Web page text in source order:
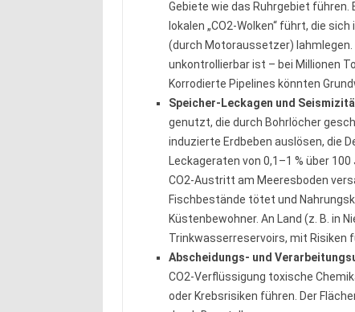
Gebiete wie das Ruhrgebiet führen.
lokalen „CO2-Wolken“ führt, die
(durch Motoraussetzer) lahmlegen.
unkontrollierbar ist – bei Millionen
Korrodierte Pipelines könnten
Speicher-Leckagen und
genutzt, die durch Bohrlöcher
induzierte Erdbeben auslösen, die
Leckageraten von 0,1–1 % über
CO2-Austritt am Meeresboden
Fischbestände tötet und
Küstenbewohner. An Land (z. B. in
Trinkwasserreservoirs, mit Risiken
Abscheidungs- und
CO2-Verflüssigung toxische
oder Krebsrisiken führen. Der